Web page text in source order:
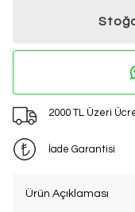
2000 TL Üzeri
İade Garantisi
Ürün Açıklaması